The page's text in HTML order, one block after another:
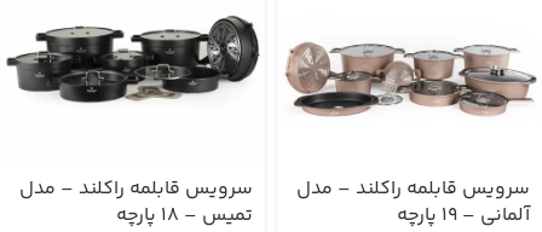
سرویس قابلمه راکلند – مدل
آلمانی – 19 پارچه
سرویس قابلمه راکلند – مدل
تمیس – 18 پارچه